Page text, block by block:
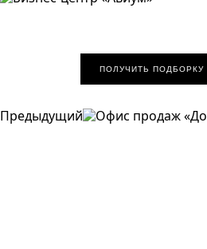
ПОЛУЧИТЬ ПОДБОРКУ
Предыдущий